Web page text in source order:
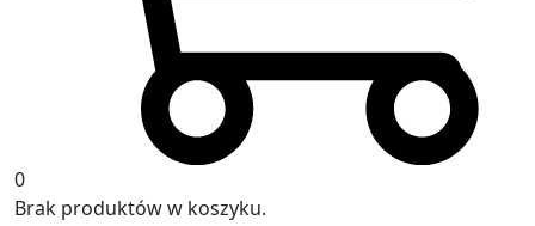
0
Brak produktów w koszyku.